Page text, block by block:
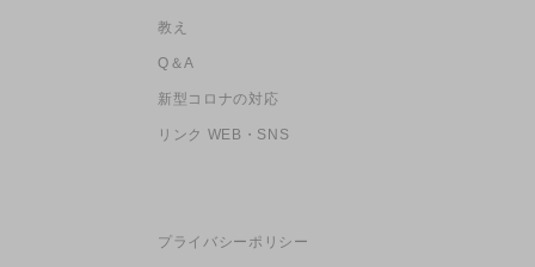
教え
Q＆A
新型コロナの対応
リンク WEB・SNS
プライバシーポリシー